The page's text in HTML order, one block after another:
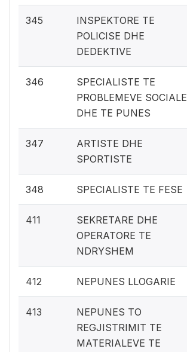
345
INSPEKTORE TE
POLICISE DHE
DEDEKTIVE
346
SPECIALISTE TE
PROBLEMEVE SOCIALE
DHE TE PUNES
347
ARTISTE DHE
SPORTISTE
348 SPECIALISTE TE FESE
411
SEKRETARE DHE
OPERATORE TE
NDRYSHEM
412 NEPUNES LLOGARIE
413
NEPUNES TO
REGJISTRIMIT TE
MATERIALEVE TE